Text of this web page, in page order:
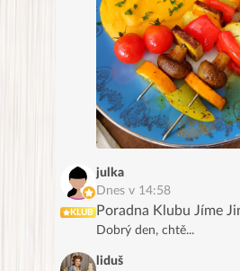
KLUB
julka
Dnes v 14:58
Poradna Klubu Jíme
Dobrý den, chtě...
liduš